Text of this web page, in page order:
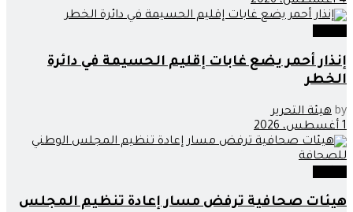
إنذار أحمر يضع غابات إقليم الحسيمة في دائرة
الخطر
by هيئة التحرير
1 أغسطس، 2026
هيئات صحافية ترفض مسار إعادة تنظيم المجلس